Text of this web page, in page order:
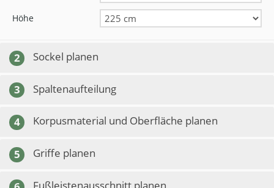
Höhe
2 Sockel planen
3 Spaltenaufteilung
4 Korpusmaterial und Oberfläche planen
5 Griffe planen
Fußleistenausschnitt planen